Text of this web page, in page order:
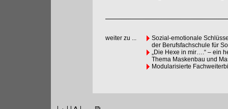
weiter zu ...
Sozial-emotionale
der Berufsfachschule für
„Die Hexe in mir….“ – ein
Thema Maskenbau und
Modularisierte